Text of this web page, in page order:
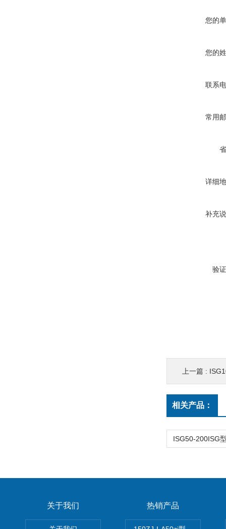
您的
您的
联系
常用
详细
补充
验
上一篇 :
相关产品：
关于我们 热销产品